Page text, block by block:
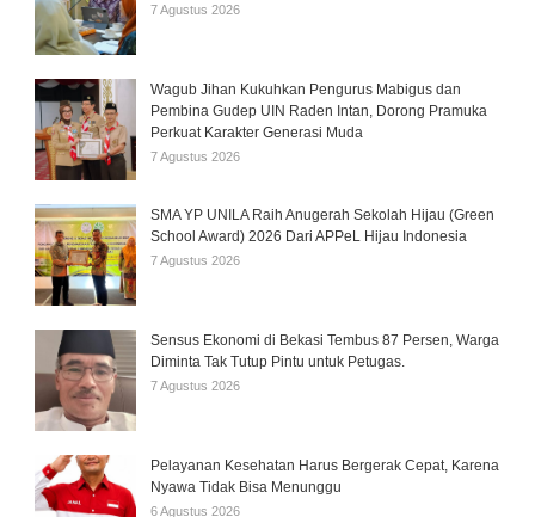
7 Agustus 2026
Wagub Jihan Kukuhkan Pengurus Mabigus dan
Pembina Gudep UIN Raden Intan, Dorong Pramuka
Perkuat Karakter Generasi Muda
7 Agustus 2026
SMA YP UNILA Raih Anugerah Sekolah Hijau (Green
School Award) 2026 Dari APPeL Hijau Indonesia
7 Agustus 2026
Sensus Ekonomi di Bekasi Tembus 87 Persen, Warga
Diminta Tak Tutup Pintu untuk Petugas.
7 Agustus 2026
Pelayanan Kesehatan Harus Bergerak Cepat, Karena
Nyawa Tidak Bisa Menunggu
6 Agustus 2026